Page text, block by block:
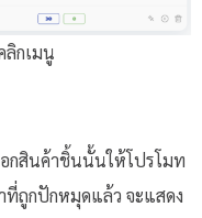
ลิกเมนู
กสินค้าชิ้นนั้นให้โปรโมท
ที่ถูกปักหมุดแล้ว จะแสดง